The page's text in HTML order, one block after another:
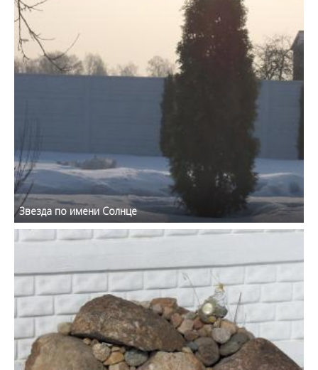
Звезда по имени Солнце